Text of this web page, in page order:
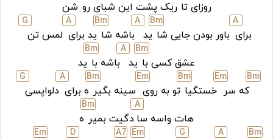
روزای تا ریک پشت این شبای رو شن
برای
A
باور بودن جایی شا
Bm
ید
A
باشه شا
Bm
ید برای
A
لمس تن
G
عشق کسی با
Bm
ید
A
باشه با
Bm
ید
Bm
که سر
Em
خستگیا
Bm
تو به روی
Em
سینه بگیر
Bm
ه برای
A
دلواپسی
G
هات واسه سا
A
دگیت بمیر
Bm
ه
Bm
A
G
Em
A7
D
Em